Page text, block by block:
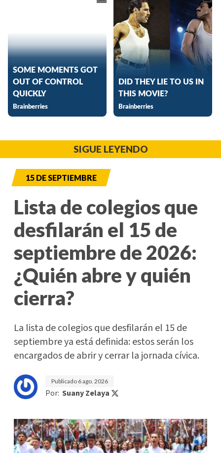
SIGUE LEYENDO
15 DE SEPTIEMBRE
Lista de colegios que
desfilarán el 15 de
septiembre de 2026:
¿Quién abre y quién
cierra?
La lista de colegios que desfilarán el 15 de
septiembre ya está definida: estos serán los
encargados de abrir y cerrar la jornada cívica.
Publicado 6 ago. 2026
Por: Suany Zelaya